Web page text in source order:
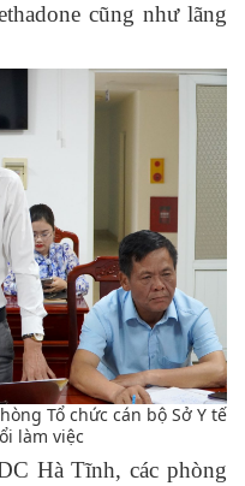
cũng như lãng
Tổ chức cán bộ Sở Y tế
làm việc
Hà Tĩnh, các phòng